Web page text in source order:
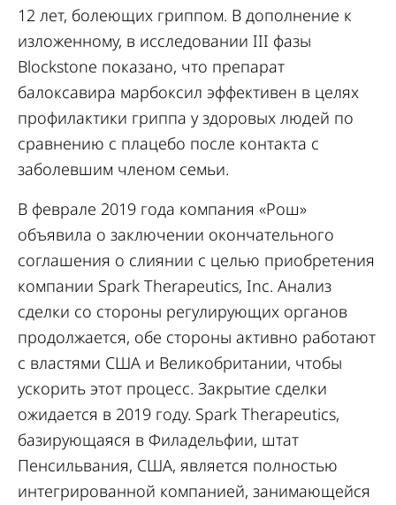
12 лет, болеющих гриппом. В дополнение к
изложенному, в исследовании III фазы
Blockstone показано, что препарат
балоксавира марбоксил эффективен в целях
профилактики гриппа у здоровых людей по
сравнению с плацебо после контакта с
заболевшим членом семьи.
В феврале 2019 года компания «Рош»
объявила о заключении окончательного
соглашения о слиянии с целью приобретения
компании Spark Therapeutics, Inc. Анализ
сделки со стороны регулирующих органов
продолжается, обе стороны активно работают
с властями США и Великобритании, чтобы
ускорить этот процесс. Закрытие сделки
ожидается в 2019 году. Spark Therapeutics,
базирующаяся в Филадельфии, штат
Пенсильвания, США, является полностью
интегрированной компанией, занимающейся